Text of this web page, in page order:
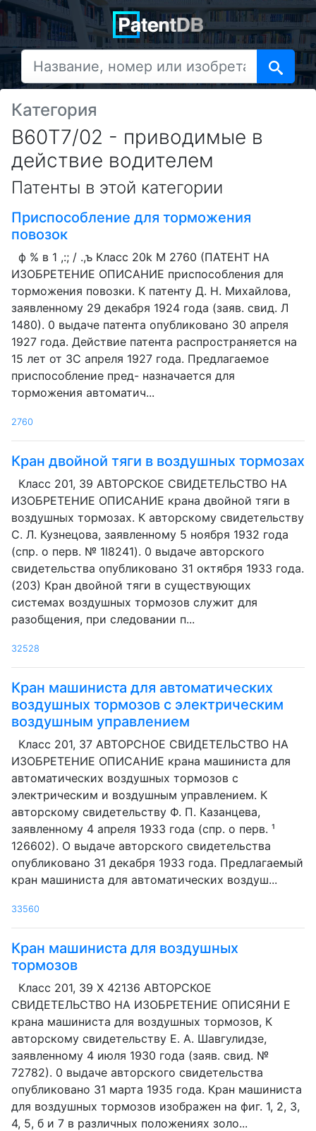
Категория
B60T7/02 - приводимые в
действие водителем
Патенты в этой категории
Приспособление для торможения
повозок
ф % в 1 ,:; / .,ъ Класс 20k М 2760 (ПАТЕНТ НА
ИЗОБРЕТЕНИЕ ОПИСАНИЕ приспособления для
торможения повозки. К патенту Д. H. Михайлова,
заявленному 29 декабря 1924 года (заяв. свид. Л
1480). 0 выдаче патента опубликовано 30 апреля
1927 года. Действие патента распространяется на
15 лет от ЗС апреля 1927 года. Предлагаемое
приспособление пред- назначается для
торможения автоматич...
2760
Кран двойной тяги в воздушных тормозах
Класс 201, 39 АВТОРСКОЕ СВИДЕТЕЛЬСТВО НА
ИЗОБРЕТЕНИЕ ОПИСАНИЕ крана двойной тяги в
воздушных тормозах. К авторскому свидетельству
С. Л. Кузнецова, заявленному 5 ноября 1932 года
(спр. о перв. № 1l8241). 0 выдаче авторского
свидетельства опубликовано 31 октября 1933 года.
(203) Кран двойной тяги в существующих
системах воздушных тормозов служит для
разобщения, при следовании п...
32528
Кран машиниста для автоматических
воздушных тормозов с электрическим
воздушным управлением
Класс 201, 37 АВТОРСНОЕ СВИДЕТЕЛЬСТВО НА
ИЗОБРЕТЕНИЕ ОПИСАНИЕ крана машиниста для
автоматических воздушных тормозов с
электрическим и воздушным управлением. К
авторскому свидетельству Ф. П. Казанцева,
заявленному 4 апреля 1933 года (спр. о перв. ¹
126602). О выдаче авторского свидетельства
опубликовано 31 декабря 1933 года. Предлагаемый
кран машиниста для автоматических воздуш...
33560
Кран машиниста для воздушных
тормозов
Класс 201, 39 Х 42136 АВТОРСКОЕ
СВИДЕТЕЛЬСТВО НА ИЗОБРЕТЕНИЕ ОПИСЯНИ E
крана машиниста для воздушных тормозов, К
авторскому свидетельству Е. A. Шавгулидзе,
заявленному 4 июля 1930 года (заяв. свид. №
72782). 0 выдаче авторского свидетельства
опубликовано 31 марта 1935 года. Кран машиниста
для воздушных тормозов изображен на фиг. 1, 2, 3,
4, 5, б и 7 в различных положениях золо...